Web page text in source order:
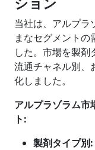
当社は、アルプラ
まなセグメントの
した。市場を製剤
流通チャネル別、
化しました。
アルプラゾラム市
ト:
製剤タイプ別: